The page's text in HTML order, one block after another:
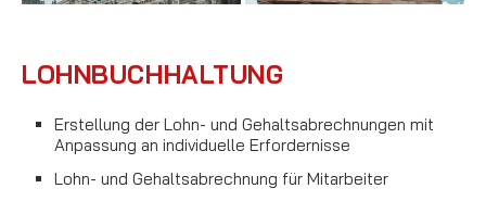
LOHNBUCHHALTUNG
Erstellung der Lohn- und Gehaltsabrechnungen mit
Anpassung an individuelle Erfordernisse
Lohn- und Gehaltsabrechnung für Mitarbeiter